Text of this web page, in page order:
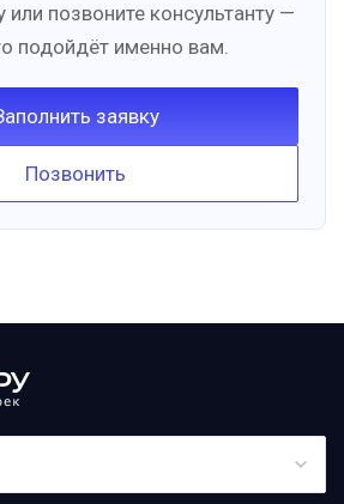
или позвоните консультанту —
подойдёт именно вам.
заявку
Позвонить